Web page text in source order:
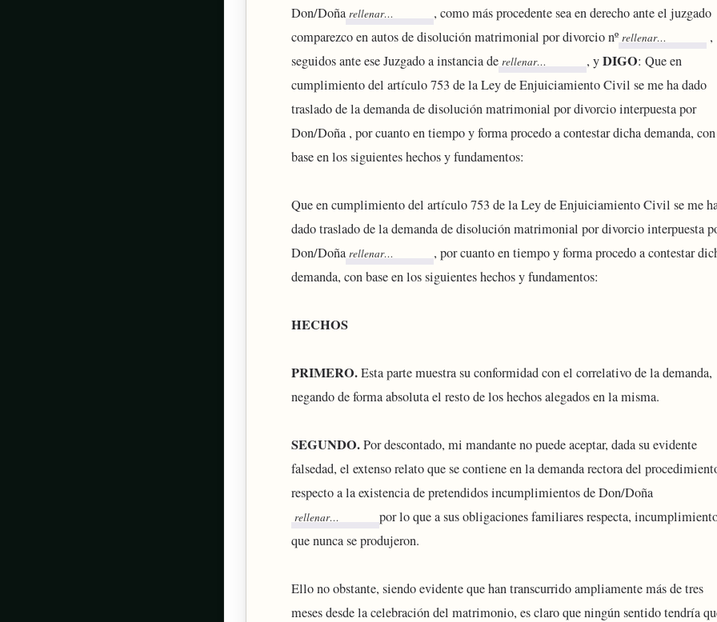
Don/Doña
, como más procedente sea en derecho ante el juzgado
comparezco en autos de disolución matrimonial por divorcio nº
,
seguidos ante ese Juzgado a instancia de
, yDIGO: Que en
cumplimiento del artículo 753 de la Ley de Enjuiciamiento Civil se me ha dado
traslado de la demanda de disolución matrimonial por divorcio interpuesta por
Don/Doña , por cuanto en tiempo y forma procedo a contestar dicha demanda, con
base en los siguientes hechos y fundamentos:
Que en cumplimiento del artículo 753 de la Ley de Enjuiciamiento Civil se me
dado traslado de la demanda de disolución matrimonial por divorcio interpuesta
Don/Doña
, por cuanto en tiempo y forma procedo a contestar
demanda, con base en los siguientes hechos y fundamentos:
HECHOS
PRIMERO.Esta parte muestra su conformidad con el correlativo de la demanda,
negando de forma absoluta el resto de los hechos alegados en la misma.
SEGUNDO.Por descontado, mi mandante no puede aceptar, dada su evidente
falsedad, el extenso relato que se contiene en la demanda rectora del
respecto a la existencia de pretendidos incumplimientos de Don/Doña
por lo que a sus obligaciones familiares respecta,
que nunca se produjeron.
Ello no obstante, siendo evidente que han transcurrido ampliamente más de tres
meses desde la celebración del matrimonio, es claro que ningún sentido tendría